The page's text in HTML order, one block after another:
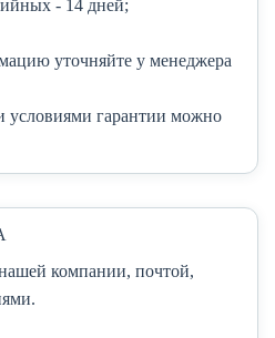
- 14 дней;
уточняйте у менеджера
условиями гарантии можно
компании, почтой,